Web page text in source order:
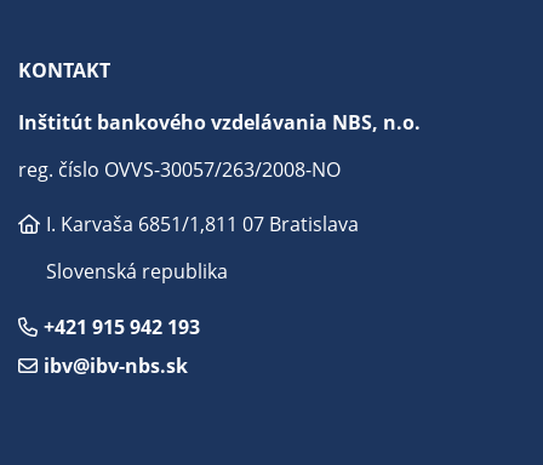
KONTAKT
Inštitút bankového vzdelávania NBS, n.o.
reg. číslo OVVS-30057/263/2008-NO
I. Karvaša 6851/1,811 07 Bratislava
Slovenská republika
+421 915 942 193
ibv@ibv-nbs.sk